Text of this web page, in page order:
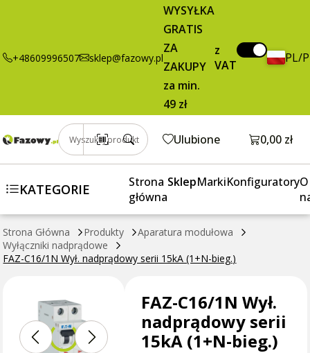
+48609996507 sklep@fazowy.pl
WYSYŁKA
GRATIS
ZA
ZAKUPY
za min.
49 zł
z
VAT
PL/
Wyszukaj produkt Ulubione Otwórz
0,00 zł
KATEGORIE
Strona
główna
SklepMarkiKonfiguratoryO
Strona Główna Produkty
Aparatura modułowa
Wyłączniki nadprądowe
FAZ-C16/1N Wył. nadprądowy serii 15kA (1+N-bieg.)
(1+N-bieg.)
brutto / szt. Dodaj do koszyka
FAZ-C16/1N Wył.
nadprądowy serii
15kA (1+N-bieg.)